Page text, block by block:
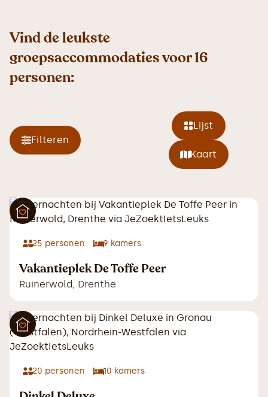
Vind de leukste
groepsaccommodaties voor 16
personen:
Filteren
Lijst
Kaart
25 personen 9 kamers
Vakantieplek De Toffe Peer
Ruinerwold, Drenthe
20 personen 10 kamers